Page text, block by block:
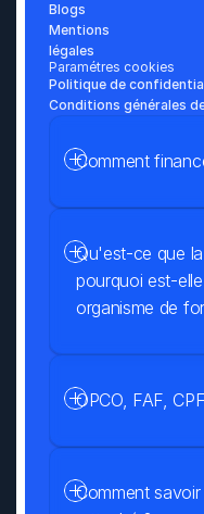
Blogs
Mentions
légales
Paramétres cookies
Politique de
Conditions générales
Qu'est-ce que
pourquoi est-
organisme de
Comment
Comment
OPCO, FAF,